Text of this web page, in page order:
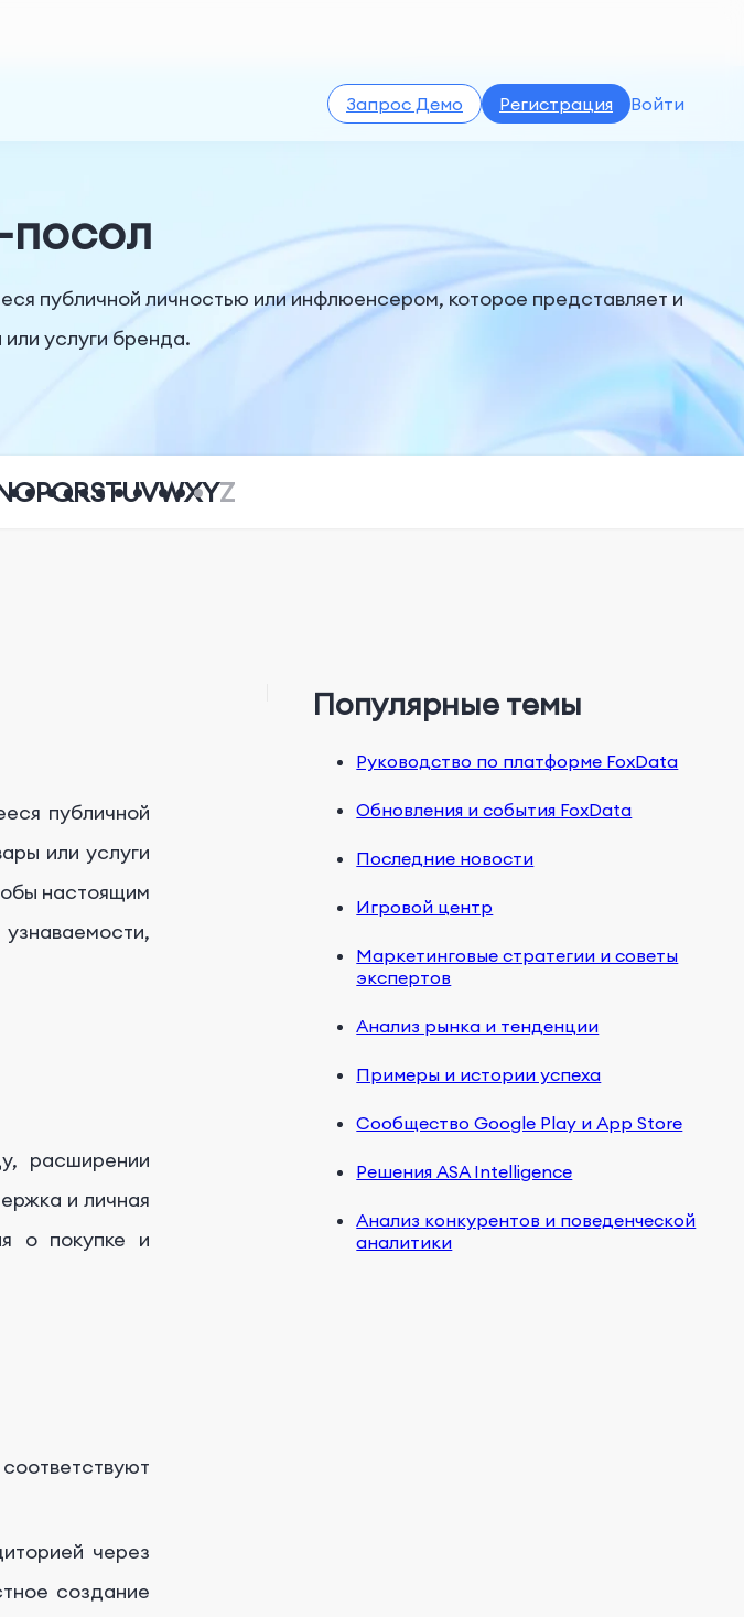
Запрос Демо Регистрация Войти
публичной личностью или инфлюенсером, которое представляет и
услуги бренда.
OPQRSTUVWXYZ
публичной
или услуги
настоящим
расширении
и личная
о покупке и
через
создание
Популярные темы
Руководство по платформе FoxData
Обновления и события FoxData
Последние новости
Игровой центр
Маркетинговые стратегии и советы
экспертов
Анализ рынка и тенденции
Примеры и истории успеха
Сообщество Google Play и App Store
Решения ASA Intelligence
Анализ конкурентов и поведенческой
аналитики